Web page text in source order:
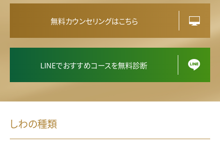
無料カウンセリングはこちら
LINEでおすすめコースを無料診断
しわの種類